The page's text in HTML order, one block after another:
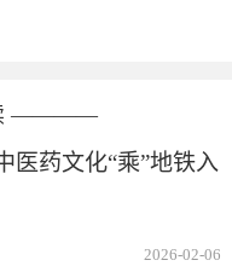
————
医药文化“乘”地铁入
2026-02-06